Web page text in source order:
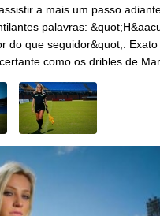
a mais um passo
palavras:
do que seguidor&quot;.
como os dribles de